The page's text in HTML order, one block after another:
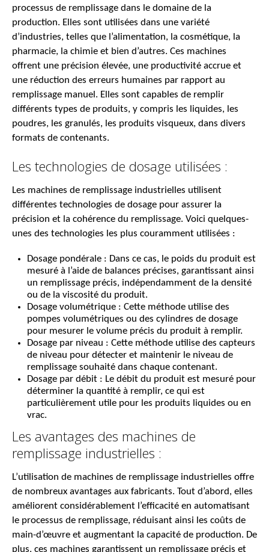
processus de remplissage dans le domaine de la
production. Elles sont utilisées dans une variété
d’industries, telles que l’alimentation, la cosmétique, la
pharmacie, la chimie et bien d’autres. Ces machines
offrent une précision élevée, une productivité accrue et
une réduction des erreurs humaines par rapport au
remplissage manuel. Elles sont capables de remplir
différents types de produits, y compris les liquides, les
poudres, les granulés, les produits visqueux, dans divers
formats de contenants.
Les technologies de dosage utilisées :
Les machines de remplissage industrielles utilisent
différentes technologies de dosage pour assurer la
précision et la cohérence du remplissage. Voici quelques-
unes des technologies les plus couramment utilisées :
Dosage pondérale : Dans ce cas, le poids du produit est
mesuré à l’aide de balances précises, garantissant ainsi
un remplissage précis, indépendamment de la densité
ou de la viscosité du produit.
Dosage volumétrique : Cette méthode utilise des
pompes volumétriques ou des cylindres de dosage
pour mesurer le volume précis du produit à remplir.
Dosage par niveau : Cette méthode utilise des capteurs
de niveau pour détecter et maintenir le niveau de
remplissage souhaité dans chaque contenant.
Dosage par débit : Le débit du produit est mesuré pour
déterminer la quantité à remplir, ce qui est
particulièrement utile pour les produits liquides ou en
vrac.
Les avantages des machines de
remplissage industrielles :
L’utilisation de machines de remplissage industrielles offre
de nombreux avantages aux fabricants. Tout d’abord, elles
améliorent considérablement l’efficacité en automatisant
le processus de remplissage, réduisant ainsi les coûts de
main-d’œuvre et augmentant la capacité de production. De
plus, ces machines garantissent un remplissage précis et